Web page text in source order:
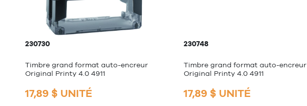
230730
Timbre grand format auto-encreur
Original Printy 4.0 4911
17,89 $ UNITÉ
230748
Timbre grand format auto-encreur
Original Printy 4.0 4911
17,89 $ UNITÉ